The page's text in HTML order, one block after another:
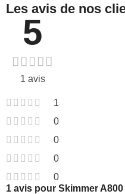
Les avis de nos
5
1 avis
1
0
0
0
0
1 avis pour Skimmer